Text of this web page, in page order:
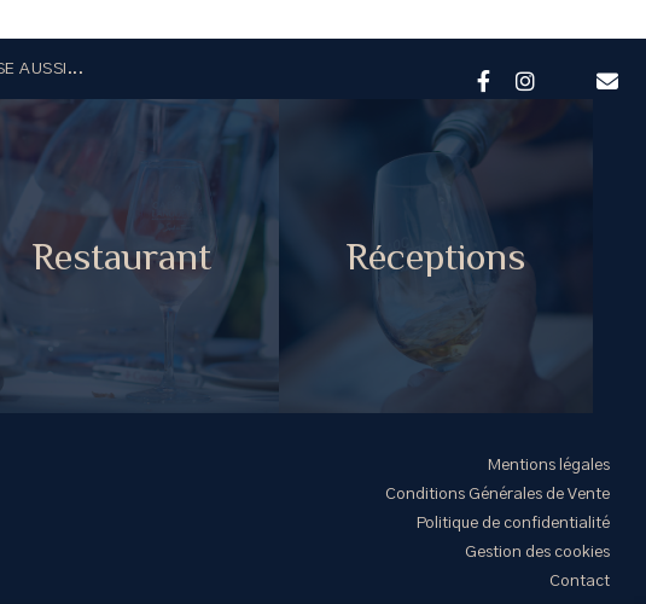
AUSSI...
Restaurant Réceptions
Mentions légales
Conditions Générales de Vente
Politique de confidentialité
Gestion des cookies
Contact